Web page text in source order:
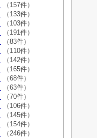
（157件）
（133件）
（103件）
（191件）
（83件）
（110件）
（142件）
（165件）
（68件）
（63件）
（70件）
（106件）
（145件）
（154件）
（246件）